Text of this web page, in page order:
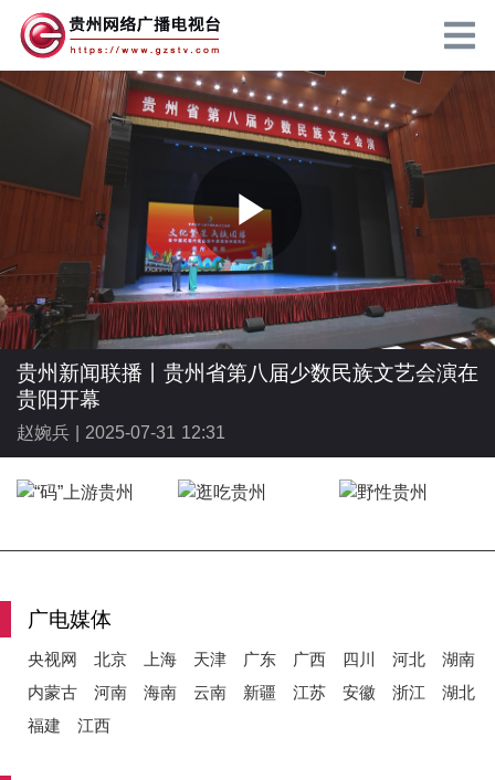
P
l
a
V
贵州新闻联播丨贵州省第八届少数民族文艺会演在
贵阳开幕
赵婉兵 | 2025-07-31 12:31
广电媒体
央视网 北京 上海 天津 广东 广西 四川 河北
湖南
内蒙古
河南 海南 云南 新疆 江苏 安徽 浙江
湖北
福建
江西